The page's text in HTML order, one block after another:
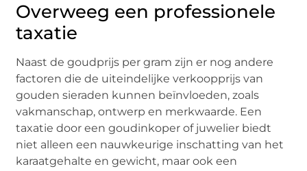
Overweeg een professionele
taxatie
Naast de goudprijs per gram zijn er nog andere
factoren die de uiteindelijke verkoopprijs van
gouden sieraden kunnen beïnvloeden, zoals
vakmanschap, ontwerp en merkwaarde. Een
taxatie door een goudinkoper of juwelier biedt
niet alleen een nauwkeurige inschatting van het
karaatgehalte en gewicht, maar ook een